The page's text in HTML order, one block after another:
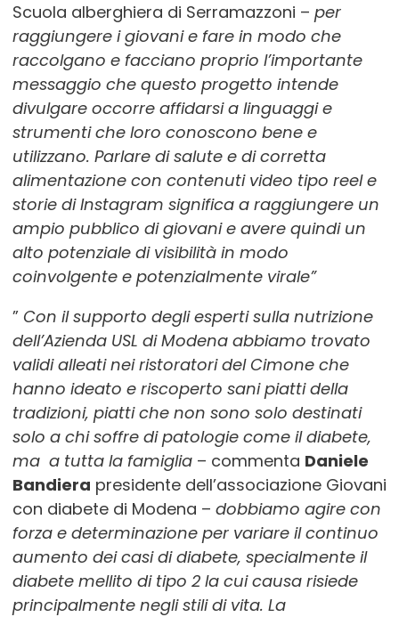
Scuola alberghiera di Serramazzoni – per
raggiungere i giovani e fare in modo che
raccolgano e facciano proprio l’importante
messaggio che questo progetto intende
divulgare occorre affidarsi a linguaggi e
strumenti che loro conoscono bene e
utilizzano. Parlare di salute e di corretta
alimentazione con contenuti video tipo reel e
storie di Instagram significa a raggiungere un
ampio pubblico di giovani e avere quindi un
alto potenziale di visibilità in modo
coinvolgente e potenzialmente virale”
” Con il supporto degli esperti sulla nutrizione
dell’Azienda USL di Modena abbiamo trovato
validi alleati nei ristoratori del Cimone che
hanno ideato e riscoperto sani piatti della
tradizioni, piatti che non sono solo destinati
solo a chi soffre di patologie come il diabete,
ma a tutta la famiglia– commenta Daniele
Bandiera presidente dell’associazione Giovani
con diabete di Modena – dobbiamo agire con
forza e determinazione per variare il continuo
aumento dei casi di diabete, specialmente il
diabete mellito di tipo 2 la cui causa risiede
principalmente negli stili di vita. La